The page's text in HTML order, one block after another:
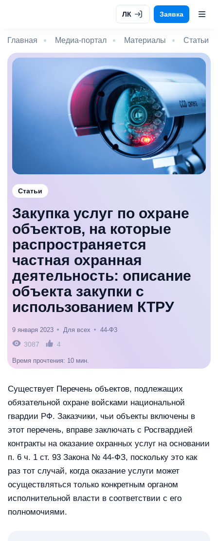
ЛК Заявка
Главная Медиа-портал Материалы Статьи
Статьи
Закупка услуг по охране
объектов, на которые
распространяется
частная охранная
деятельность: описание
объекта закупки с
использованием КТРУ
9 января 2023 Для всех 44-Ф3
3087 4
Время прочтения: 10 мин.
Существует Перечень объектов, подлежащих
обязательной охране войсками национальной
гвардии РФ. Заказчики, чьи объекты включены в
этот перечень, вправе заключать с Росгвардией
контракты на оказание охранных услуг на основании
п. 6 ч. 1 ст. 93 Закона № 44-ФЗ, поскольку это как
раз тот случай, когда оказание услуги может
осуществляться только конкретным органом
исполнительной власти в соответствии с его
полномочиями.